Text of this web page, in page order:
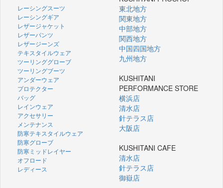
レーシングスーツ
レーシングギア
レザージャケット
レザーパンツ
レザージーンズ
テキスタイルウェア
ツーリンググローブ
ツーリングブーツ
アンダーウェア
プロテクター
バッグ
レインウェア
アクセサリー
メンテナンス
防寒テキスタイルウェア
防寒グローブ
防寒ミッドレイヤー
オフロード
レディース
東北地方
関東地方
中部地方
関西地方
中国四国地方
九州地方
KUSHITANI
PERFORMANCE STORE
横浜店
清水店
針テラス店
大阪店
KUSHITANI CAFE
清水店
針テラス店
御嶽店